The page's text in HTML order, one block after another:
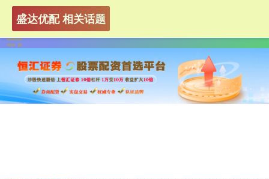
盛达优配 相关话题